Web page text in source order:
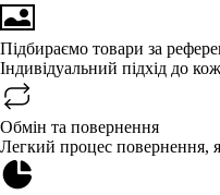
Підбираємо товари за
Індивідуальний підхід до
Обмін та повернення